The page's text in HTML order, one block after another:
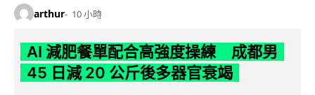
arthur 10 小時
AI 減肥餐單配合高強度操練 成都男
45 日減 20 公斤後多器官衰竭